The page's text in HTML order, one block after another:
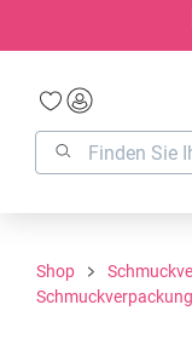
Shop